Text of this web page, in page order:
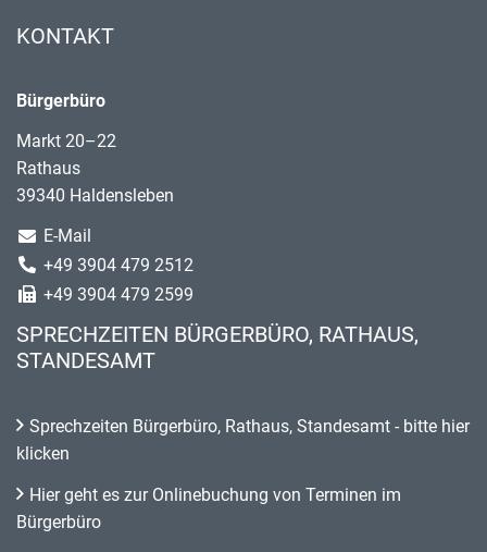
KONTAKT
Bürgerbüro
Markt 20–22
Rathaus
39340 Haldensleben
E-Mail
+49 3904 479 2512
+49 3904 479 2599
SPRECHZEITEN BÜRGERBÜRO, RATHAUS,
STANDESAMT
Sprechzeiten Bürgerbüro, Rathaus, Standesamt - bitte hier
klicken
Hier geht es zur Onlinebuchung von Terminen im
Bürgerbüro